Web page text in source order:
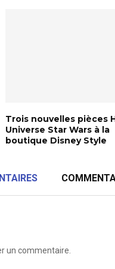
Trois nouvelles pièces
Universe Star Wars à la
boutique Disney Style
un commentaire.